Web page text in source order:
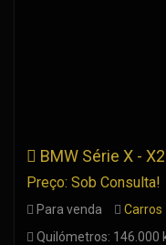
BMW Série X -
Preço: Sob Consulta!
Para venda
Carros
Quilómetros: 146.000